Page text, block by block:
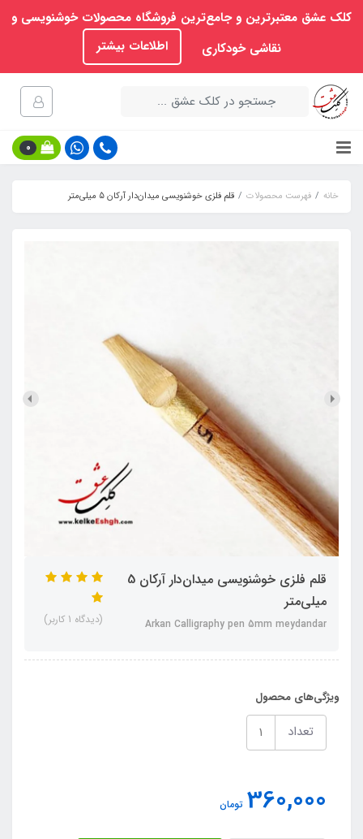
کلک عشق معتبرترین و جامع‌ترین فروشگاه محصولات خوشنویسی و
نقاشی خودکاری
اطلاعات بیشتر
0
خانه فهرست محصولات قلم فلزی خوشنویسی میدان‌دار آرکان 5 میلی‌متر
قلم فلزی خوشنویسی میدان‌دار آرکان 5
میلی‌متر
Arkan Calligraphy pen 5mm meydandar (دیدگاه 1 کاربر)
ویژگی‌های محصول
تعداد
360,000 تومان